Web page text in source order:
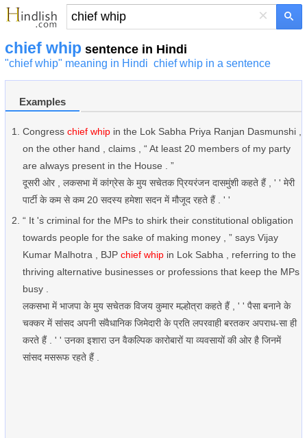
×
chief whip sentence in Hindi
"chief whip" meaning in Hindi chief whip in a sentence
Examples
Congress chief whip in the Lok Sabha Priya Ranjan Dasmunshi ,
on the other hand , claims , “ At least 20 members of my party
are always present in the House . ”
दूसरी ओर , लकसभा में कांग्रेस के मुय सचेतक प्रियरंजन दासमुंशी कहते हैं , ' ' मेरी
पार्टी के कम से कम 20 सदस्य हमेशा सदन में मौजूद रहते हैं . ' '
“ It 's criminal for the MPs to shirk their constitutional obligation
towards people for the sake of making money , ” says Vijay
Kumar Malhotra , BJP chief whip in Lok Sabha , referring to the
thriving alternative businesses or professions that keep the MPs
busy .
लकसभा में भाजपा के मुय सचेतक विजय कुमार मल्होत्रा कहते हैं , ' ' पैसा बनाने के
चक्कर में सांसद अपनी संवैधानिक जिमेदारी के प्रति लपरवाही बरतकर अपराध-सा ही
करते हैं . ' ' उनका इशारा उन वैकल्पिक कारोबारों या व्यवसायों की ओर है जिनमें
सांसद मसरूफ रहते हैं .